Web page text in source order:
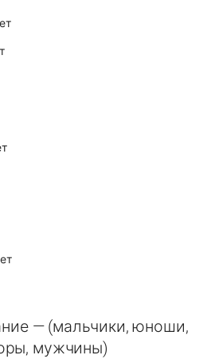
— (мальчики, юноши,
мужчины)